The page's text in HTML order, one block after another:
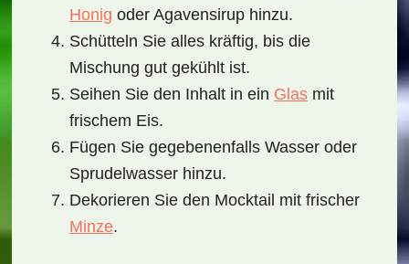
Honig oder Agavensirup hinzu.
Schütteln Sie alles kräftig, bis die
Mischung gut gekühlt ist.
Seihen Sie den Inhalt in ein Glasmit
frischem Eis.
Fügen Sie gegebenenfalls Wasser oder
Sprudelwasser hinzu.
Dekorieren Sie den Mocktail mit frischer
Minze.